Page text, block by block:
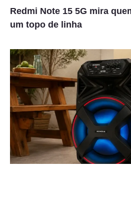
Redmi Note 15 5G mira
um topo de linha